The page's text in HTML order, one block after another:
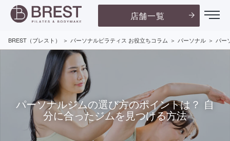
店舗一覧
BREST（ブレスト） パーソナルピラティス お役立ちコラム パーソナル パー
パーソナルジムの選び方のポイントは？ 自
分に合ったジムを見つける方法